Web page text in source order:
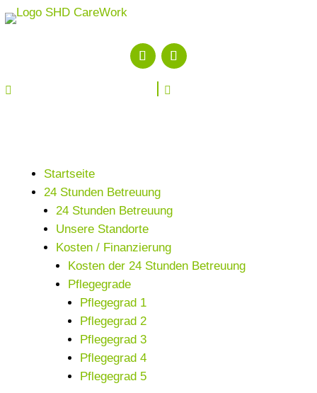
 
Startseite
24 Stunden Betreuung
24 Stunden Betreuung
Unsere Standorte
Kosten / Finanzierung
Kosten der 24 Stunden Betreuung
Pflegegrade
Pflegegrad 1
Pflegegrad 2
Pflegegrad 3
Pflegegrad 4
Pflegegrad 5